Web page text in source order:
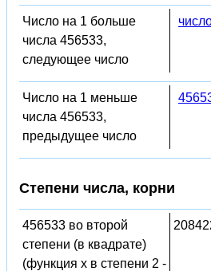
Число на 1 больше
числа 456533,
следующее число
Число на 1 меньше
числа 456533,
предыдущее число
Степени числа, корни
456533 во второй
степени (в квадрате)
(функция x в степени 2 -